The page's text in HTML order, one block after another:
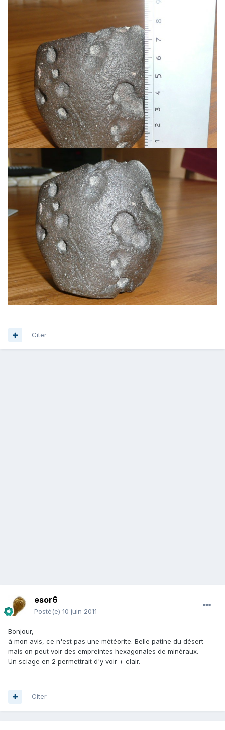
Citer
esor6
Posté(e) 10 juin 2011
Bonjour,
à mon avis, ce n'est pas une météorite. Belle patine du désert
mais on peut voir des empreintes hexagonales de minéraux.
Un sciage en 2 permettrait d'y voir + clair.
Citer